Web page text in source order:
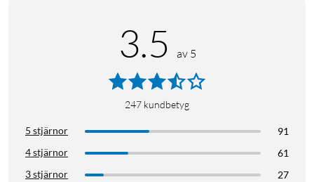
3.5 av 5
247 kundbetyg
5 stjärnor
91
4 stjärnor
61
3 stjärnor
27